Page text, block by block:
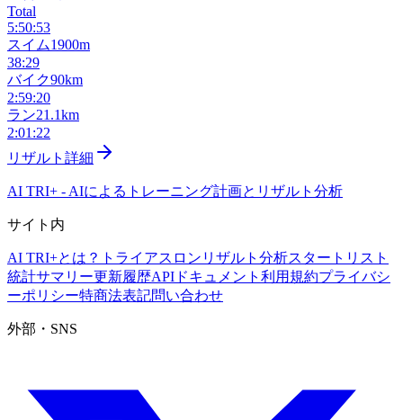
Total
5:50:53
スイム1900m
38:29
バイク90km
2:59:20
ラン21.1km
2:01:22
リザルト詳細
AI TRI+ - AIによるトレーニング計画とリザルト分析
サイト内
AI TRI+とは？ トライアスロンリザルト分析スタートリスト
統計サマリー更新履歴APIドキュメント 利用規約プライバシ
ーポリシー特商法表記問い合わせ
外部・SNS